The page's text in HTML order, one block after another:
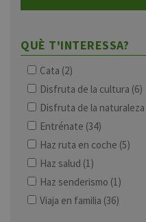
QUÈ T'INTERESSA?
Cata (2)
Disfruta de la cultura (6)
Disfruta de la naturaleza
Entrénate (34)
Haz ruta en coche (5)
Haz salud (1)
Haz senderismo (1)
Viaja en familia (36)